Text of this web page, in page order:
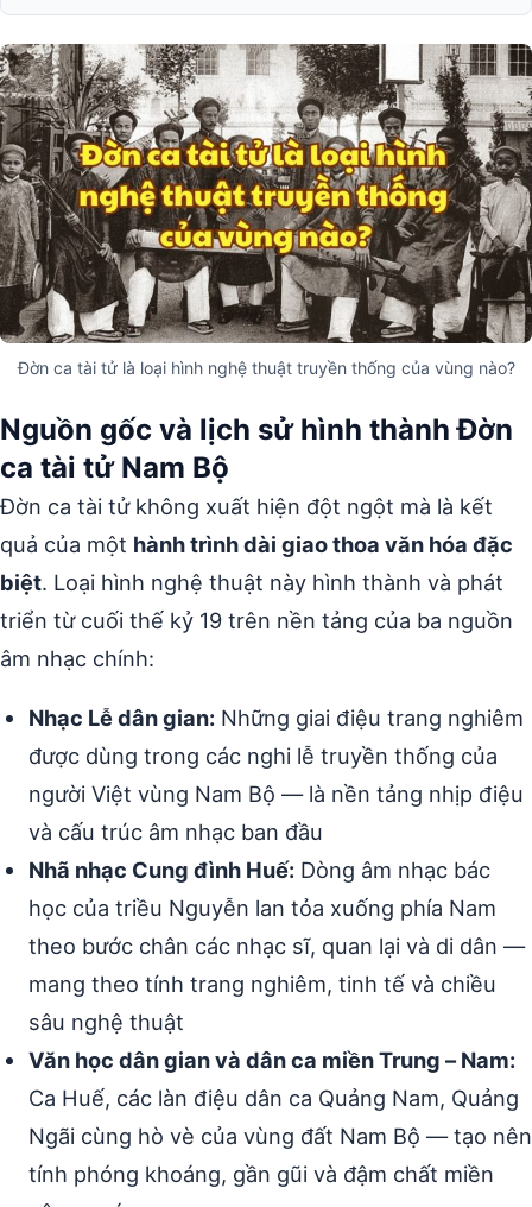
Đờn ca tài tử là loại hình nghệ thuật truyền thống của vùng nào?
Nguồn gốc và lịch sử hình thành Đờn
ca tài tử Nam Bộ
Đờn ca tài tử không xuất hiện đột ngột mà là kết
quả của một hành trình dài giao thoa văn hóa đặc
biệt. Loại hình nghệ thuật này hình thành và phát
triển từ cuối thế kỷ 19 trên nền tảng của ba nguồn
âm nhạc chính:
Nhạc Lễ dân gian: Những giai điệu trang nghiêm
được dùng trong các nghi lễ truyền thống của
người Việt vùng Nam Bộ — là nền tảng nhịp điệu
và cấu trúc âm nhạc ban đầu
Nhã nhạc Cung đình Huế: Dòng âm nhạc bác
học của triều Nguyễn lan tỏa xuống phía Nam
theo bước chân các nhạc sĩ, quan lại và di dân —
mang theo tính trang nghiêm, tinh tế và chiều
sâu nghệ thuật
Văn học dân gian và dân ca miền Trung – Nam:
Ca Huế, các làn điệu dân ca Quảng Nam, Quảng
Ngãi cùng hò vè của vùng đất Nam Bộ — tạo nên
tính phóng khoáng, gần gũi và đậm chất miền